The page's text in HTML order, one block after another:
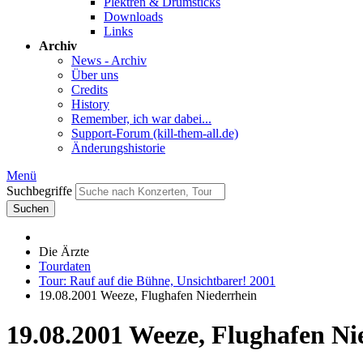
Downloads
Links
Archiv
News - Archiv
Über uns
Credits
History
Remember, ich war dabei...
Support-Forum (kill-them-all.de)
Änderungshistorie
Menü
Suchbegriffe
Suchen
Die Ärzte
Tourdaten
Tour: Rauf auf die Bühne, Unsichtbarer! 2001
19.08.2001 Weeze, Flughafen Niederrhein
19.08.2001 Weeze, Flughafen